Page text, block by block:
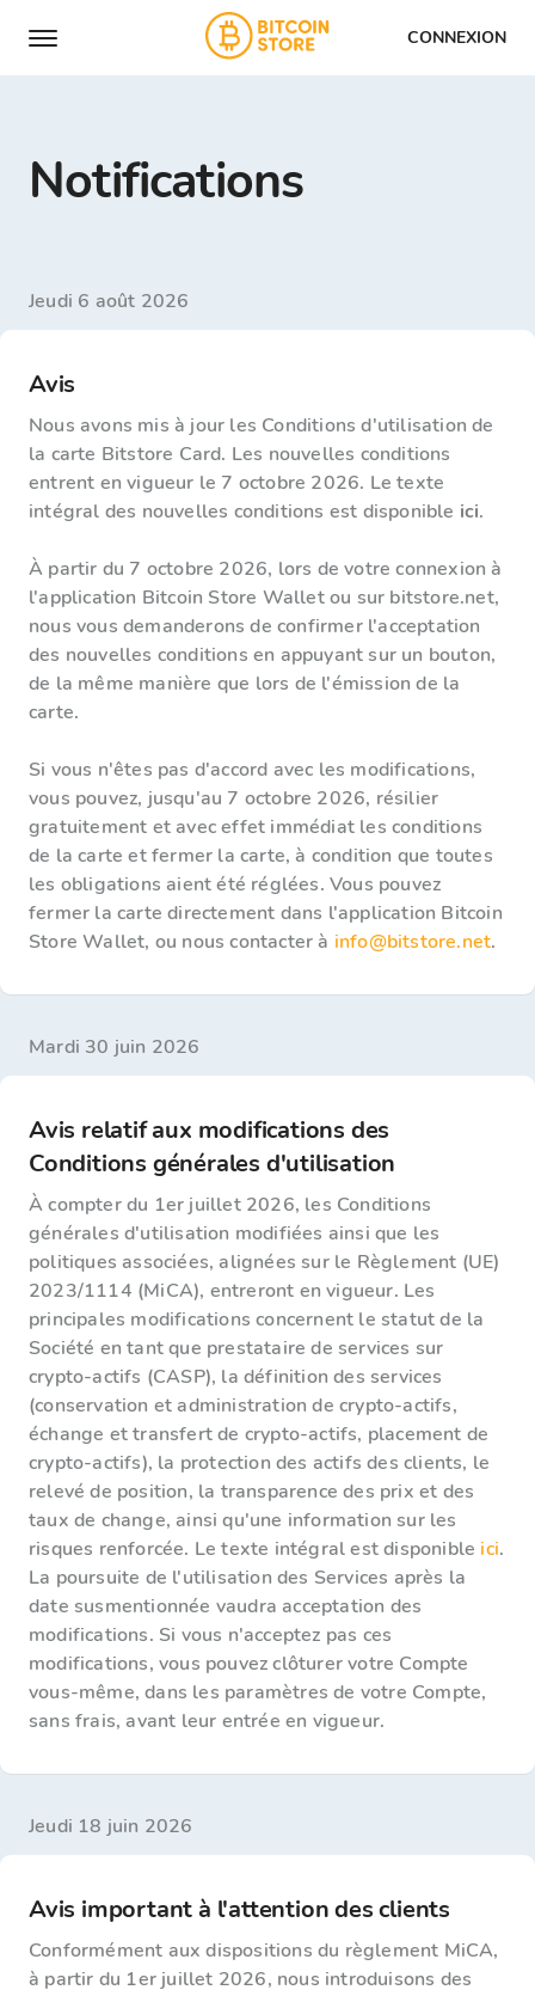
CONNEXION
Notifications
jeudi 6 août 2026
Avis
Nous avons mis à jour les Conditions d'utilisation de
la carte Bitstore Card. Les nouvelles conditions
entrent en vigueur le 7 octobre 2026. Le texte
intégral des nouvelles conditions est disponible ici.
À partir du 7 octobre 2026, lors de votre connexion à
l'application Bitcoin Store Wallet ou sur bitstore.net,
nous vous demanderons de confirmer l'acceptation
des nouvelles conditions en appuyant sur un bouton,
de la même manière que lors de l'émission de la
carte.
Si vous n'êtes pas d'accord avec les modifications,
vous pouvez, jusqu'au 7 octobre 2026, résilier
gratuitement et avec effet immédiat les conditions
de la carte et fermer la carte, à condition que toutes
les obligations aient été réglées. Vous pouvez
fermer la carte directement dans l'application Bitcoin
Store Wallet, ou nous contacter à info@bitstore.net.
mardi 30 juin 2026
Avis relatif aux modifications des
Conditions générales d'utilisation
À compter du 1er juillet 2026, les Conditions
générales d'utilisation modifiées ainsi que les
politiques associées, alignées sur le Règlement (UE)
2023/1114 (MiCA), entreront en vigueur. Les
principales modifications concernent le statut de la
Société en tant que prestataire de services sur
crypto-actifs (CASP), la définition des services
(conservation et administration de crypto-actifs,
échange et transfert de crypto-actifs, placement de
crypto-actifs), la protection des actifs des clients, le
relevé de position, la transparence des prix et des
taux de change, ainsi qu'une information sur les
risques renforcée. Le texte intégral est disponible ici.
La poursuite de l'utilisation des Services après la
date susmentionnée vaudra acceptation des
modifications. Si vous n'acceptez pas ces
modifications, vous pouvez clôturer votre Compte
vous-même, dans les paramètres de votre Compte,
sans frais, avant leur entrée en vigueur.
jeudi 18 juin 2026
Avis important à l'attention des clients
Conformément aux dispositions du règlement MiCA,
à partir du 1er juillet 2026, nous introduisons des